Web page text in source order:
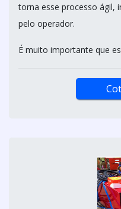
torna esse processo ágil,
pelo operador.
É muito importante que